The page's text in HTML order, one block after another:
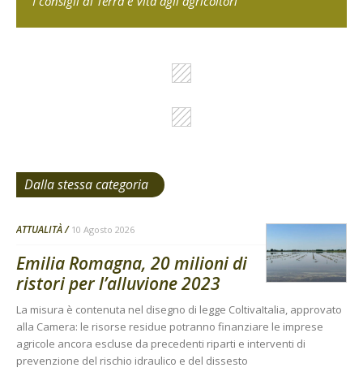
Dalla stessa categoria
ATTUALITÀ 10 Agosto 2026
Emilia Romagna, 20 milioni di
ristori per l’alluvione 2023
La misura è contenuta nel disegno di legge ColtivaItalia, approvato
alla Camera: le risorse residue potranno finanziare le imprese
agricole ancora escluse da precedenti riparti e interventi di
prevenzione del rischio idraulico e del dissesto